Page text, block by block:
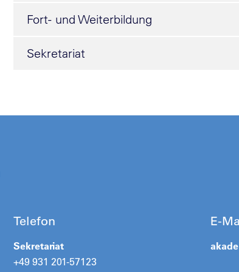
Fort- und Weiterbildung
Sekretariat
Telefon
Sekretariat
+49 931 201-57123
E-